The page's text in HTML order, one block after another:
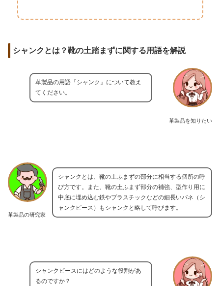
シャンクとは？靴の土踏まずに関する用語を解説
革製品を知りたい
革製品の用語『シャンク』について教え
てください。
革製品の研究家
シャンクとは、靴の土ふまずの部分に相当する個所の呼
び方です。また、靴の土ふまず部分の補強、型作り用に
中底に埋め込む鉄やプラスチックなどの細長いバネ（シ
ャンクピース）もシャンクと略して呼びます。
シャンクピースにはどのような役割があ
るのですか？